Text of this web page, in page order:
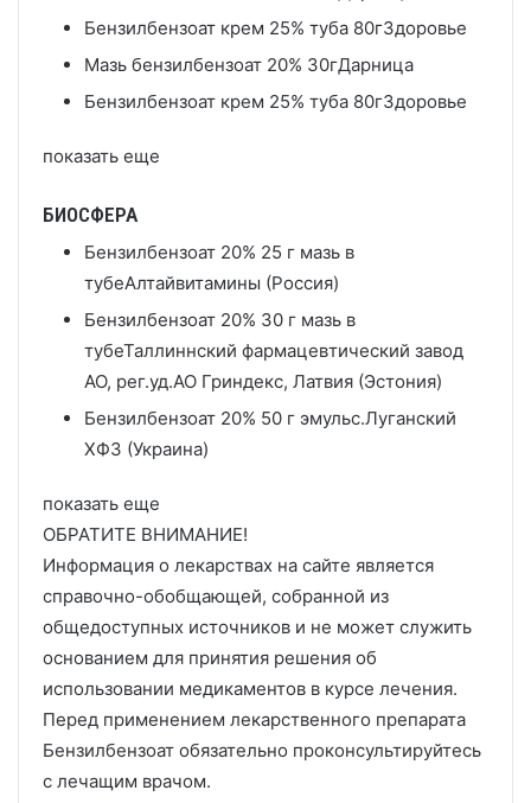
Бензилбензоат крем 25% туба 80гЗдоровье
Мазь бензилбензоат 20% 30гДарница
Бензилбензоат крем 25% туба 80гЗдоровье
показать еще
БИОСФЕРА
Бензилбензоат 20% 25 г мазь в
тубеАлтайвитамины (Россия)
Бензилбензоат 20% 30 г мазь в
тубеТаллиннский фармацевтический завод
АО, рег.уд.АО Гриндекс, Латвия (Эстония)
Бензилбензоат 20% 50 г эмульс.Луганский
ХФЗ (Украина)
показать еще
ОБРАТИТЕ ВНИМАНИЕ!
Информация о лекарствах на сайте является
справочно-обобщающей, собранной из
общедоступных источников и не может служить
основанием для принятия решения об
использовании медикаментов в курсе лечения.
Перед применением лекарственного препарата
Бензилбензоат обязательно проконсультируйтесь
с лечащим врачом.